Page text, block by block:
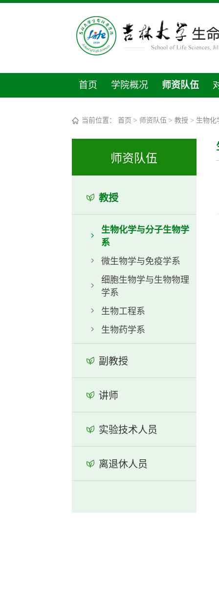
首页 学院概况 师资队伍
当前位置： 首页 > 师资队伍 > 教授> 生物化
师资队伍
教授
生物化学与分子生物学
系
微生物学与免疫学系
细胞生物学与生物物理
学系
生物工程系
生物药学系
副教授
讲师
实验技术人员
离退休人员